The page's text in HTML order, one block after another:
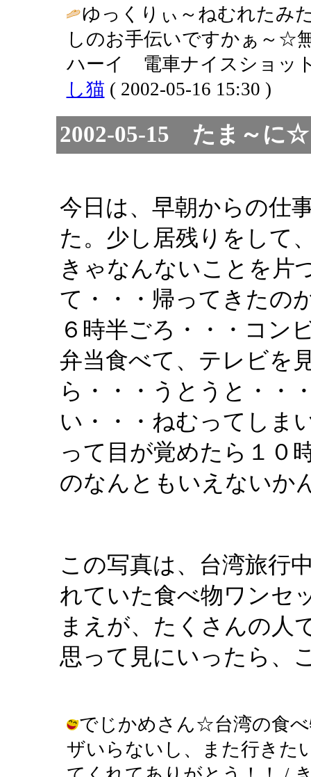
ゆっくりぃ～ねむれたみ
しのお手伝いですかぁ～☆
ハーイ 電車ナイスショッ
し猫 ( 2002-05-16 15:30 )
2002-05-15 たま～
今日は、早朝からの仕
た。少し居残りをして
きゃなんないことを片
て・・・帰ってきたの
６時半ごろ・・・コン
弁当食べて、テレビを
ら・・・うとうと・・
い・・・ねむってしま
って目が覚めたら１０
のなんともいえないか
この写真は、台湾旅行
れていた食べ物ワンセ
まえが、たくさんの人
思って見にいったら、
でじかめさん☆台湾の食
ザいらないし、また行きた